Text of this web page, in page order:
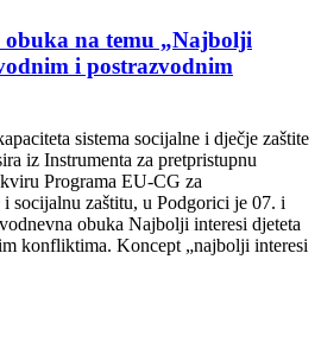
na temu „Najbolji
i postrazvodnim
sistema socijalne i dječje zaštite
iz Instrumenta za pretpristupnu
Programa EU-CG za
socijalnu zaštitu, u Podgorici je 07. i
obuka Najbolji interesi djeteta
konfliktima. Koncept „najbolji interesi